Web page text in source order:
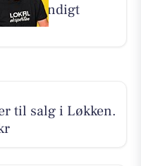
grundigt
til salg i Løkken.